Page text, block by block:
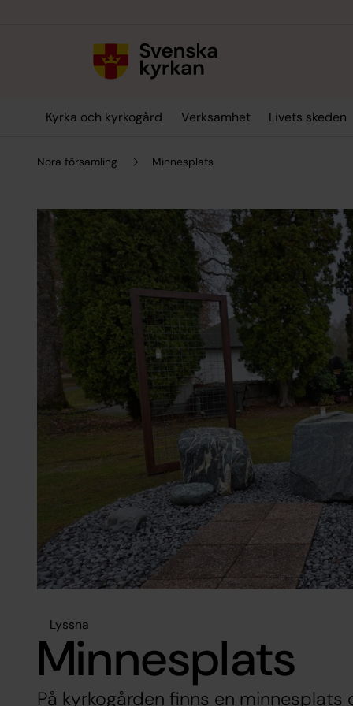
Kyrka och kyrkogård Verksamhet Livets skeden
Nora församling Minnesplats
Lyssna
Minnesplats
På kyrkogården finns en